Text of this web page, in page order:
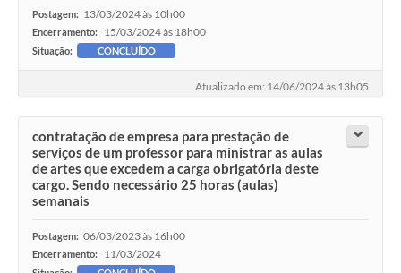
Postagem: 13/03/2024 às 10h00
Encerramento: 15/03/2024 às 18h00
Situação: CONCLUÍDO
Atualizado em: 14/06/2024 às 13h05
contratação de empresa para prestação de
serviços de um professor para ministrar as aulas
de artes que excedem a carga obrigatória deste
cargo. Sendo necessário 25 horas (aulas)
semanais
Postagem: 06/03/2023 às 16h00
Encerramento: 11/03/2024